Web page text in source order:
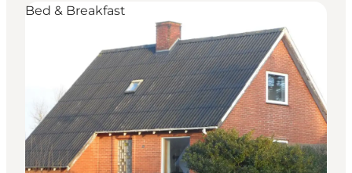
Bed & Breakfast